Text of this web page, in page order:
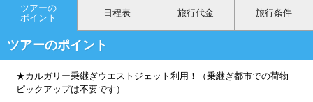
ツアーの
ポイント
日程表 旅行代金 旅行条件
ツアーのポイント
★カルガリー乗継ぎウエストジェット利用！（乗継ぎ都市での荷物
ピックアップは不要です）